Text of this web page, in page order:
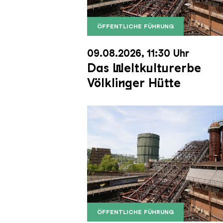
ÖFFENTLICHE FÜHRUNG
Der Erzschrägaufzug der
Copyright: Weltkulturerbe
09.08.2026, 11:30 Uhr
Das Weltkulturerbe
Völklinger Hütte
ÖFFENTLICHE FÜHRUNG